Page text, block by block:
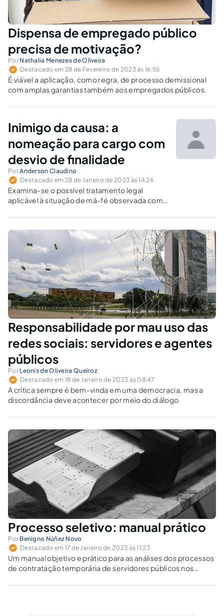
Dispensa de empregado público
precisa de motivação?
Por Nathalia Menezes de Oliveira
Destacado em 28 de Fevereiro de 2023 às 16:55
É viável a aplicação, como regra, de processo demissional
com amplas garantias também aos empregados públicos.
Inimigo da causa: a
nomeação para cargo com
desvio de finalidade
PorAnderson Claudino
Destacado em 28 de Janeiro de 2023 às 14:26
Examina-se o possível tratamento legal
aplicável à situação de má-fé observada com
objetivo da entidade que integra.
Responsabilidade por mau uso das
redes sociais: servidores e agentes
públicos
Por Leonis de Oliveira Queiroz
Destacado em 18 de Janeiro de 2023 às 08:47
A crítica sempre é bem-vinda em uma democracia, mas a
discordância deve acontecer por meio do diálogo.
Processo seletivo: manual prático
Por Benigno Núñez Novo
Destacado em 17 de Janeiro de 2023 às 11:23
Um manual objetivo e prático para as análises dos processos
de contratação temporária de servidores públicos nos